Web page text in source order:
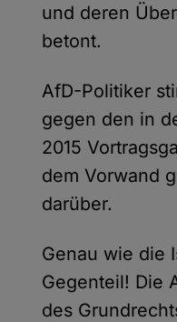
und deren
betont.
AfD-Politiker
gegen den in
2015
dem Vorwand
darüber.
Genau wie die
Gegenteil! Die
des